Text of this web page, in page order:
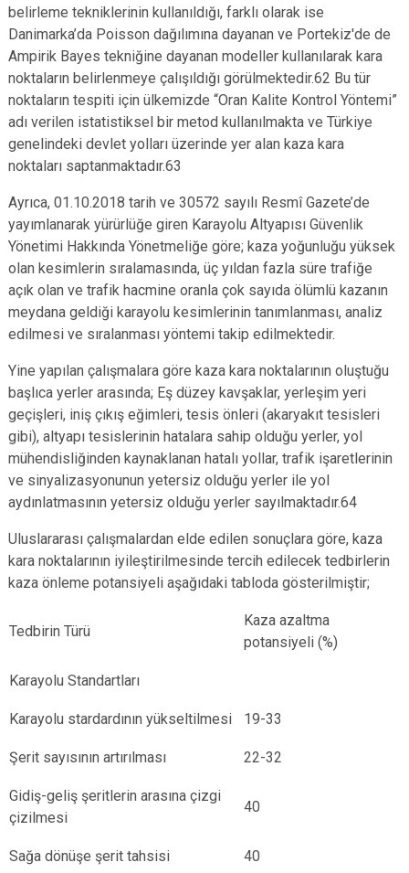
belirleme tekniklerinin kullanıldığı, farklı olarak ise
Danimarka’da Poisson dağılımına dayanan ve Portekiz'de de
Ampirik Bayes tekniğine dayanan modeller kullanılarak kara
noktaların belirlenmeye çalışıldığı görülmektedir.62 Bu tür
noktaların tespiti için ülkemizde “Oran Kalite Kontrol Yöntemi”
adı verilen istatistiksel bir metod kullanılmakta ve Türkiye
genelindeki devlet yolları üzerinde yer alan kaza kara
noktaları saptanmaktadır.63
Ayrıca, 01.10.2018 tarih ve 30572 sayılı Resmî Gazete’de
yayımlanarak yürürlüğe giren Karayolu Altyapısı Güvenlik
Yönetimi Hakkında Yönetmeliğe göre; kaza yoğunluğu yüksek
olan kesimlerin sıralamasında, üç yıldan fazla süre trafiğe
açık olan ve trafik hacmine oranla çok sayıda ölümlü kazanın
meydana geldiği karayolu kesimlerinin tanımlanması, analiz
edilmesi ve sıralanması yöntemi takip edilmektedir.
Yine yapılan çalışmalara göre kaza kara noktalarının oluştuğu
başlıca yerler arasında; Eş düzey kavşaklar, yerleşim yeri
geçişleri, iniş çıkış eğimleri, tesis önleri (akaryakıt tesisleri
gibi), altyapı tesislerinin hatalara sahip olduğu yerler, yol
mühendisliğinden kaynaklanan hatalı yollar, trafik işaretlerinin
ve sinyalizasyonunun yetersiz olduğu yerler ile yol
aydınlatmasının yetersiz olduğu yerler sayılmaktadır.64
Uluslararası çalışmalardan elde edilen sonuçlara göre, kaza
kara noktalarının iyileştirilmesinde tercih edilecek tedbirlerin
kaza önleme potansiyeli aşağıdaki tabloda gösterilmiştir;
Tedbirin Türü
Kaza azaltma
potansiyeli (%)
Karayolu Standartları
Karayolu stardardının yükseltilmesi 19-33
Şerit sayısının artırılması 22-32
Gidiş-geliş şeritlerin arasına çizgi
çizilmesi
40
Sağa dönüşe şerit tahsisi 40